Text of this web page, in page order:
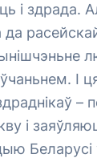
і здрада.
І
і